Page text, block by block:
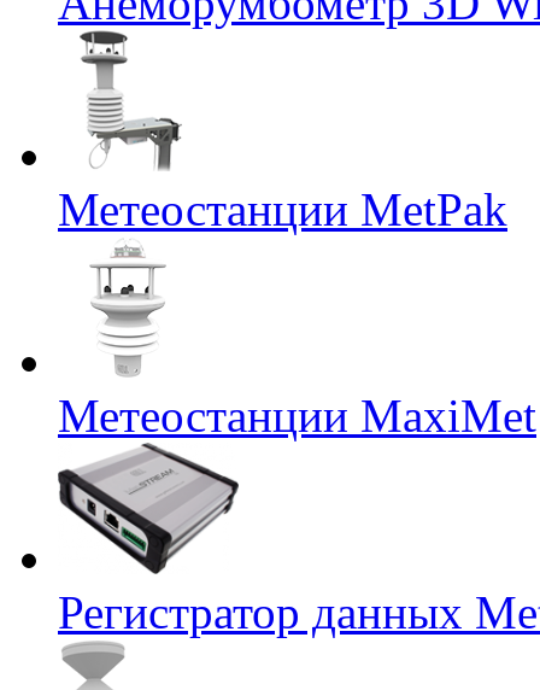
Метеостанции MetPak
Метеостанции MaxiMet
Регистратор данных